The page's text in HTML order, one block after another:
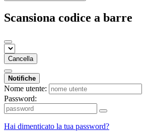
Scansiona codice a barre
Cancella
Notifiche
Nome utente:
Password:
Hai dimenticato la tua password?